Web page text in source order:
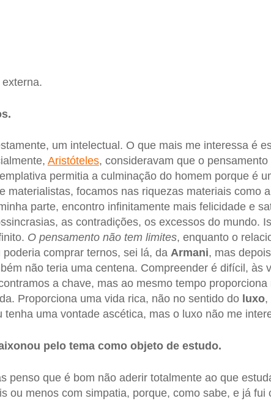
um intelectual. O que mais me interessa é
Aristóteles, consideravam que o
permitia a culminação do homem porque é
materialistas, focamos nas riquezas materiais como
parte, encontro infinitamente mais felicidade e
as contradições, os excessos do mundo.
O pensamento não tem limites, enquanto o
comprar ternos, sei lá, da Armani, mas
não teria uma centena. Compreender é difícil, às
a chave, mas ao mesmo tempo proporciona
Proporciona uma vida rica, não no sentido do luxo,
tenha uma vontade ascética, mas o luxo não me
pelo tema como objeto de estudo.
penso que é bom não aderir totalmente ao que
ou menos com simpatia, porque, como sabe, e já fui